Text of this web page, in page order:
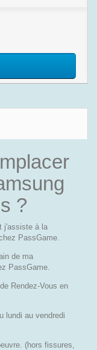
?
j'assiste à la
PassGame.
de ma
PassGame.
Rendez-Vous en
lundi au vendredi
(hors fissures,